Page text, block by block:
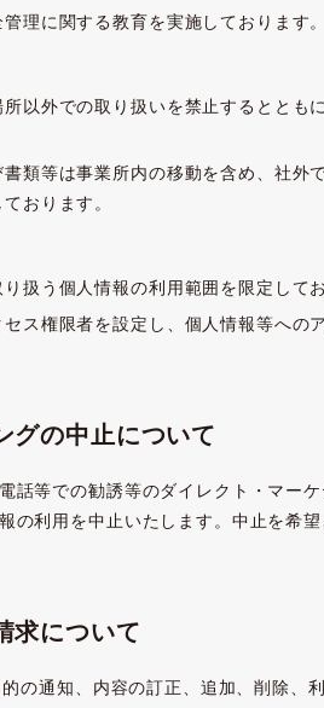
理に関する教育を実施しております。
以外での取り扱いを禁止するとと
類等は事業所内の移動を含め、社
おります。
扱う個人情報の利用範囲を限定してお
ス権限者を設定し、個人情報等へ
グの中止について
話等での勧誘等のダイレクト・マー
の利用を中止いたします。中止を
求について
の通知、内容の訂正、追加、削除、